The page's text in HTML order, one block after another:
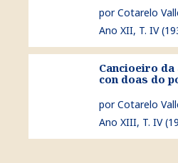
por Cotarelo
Ano XII, T. IV
ver Cancioeiro da agulla :
Cancioeiro
con doas do
por Cotarelo
Ano XIII, T. IV